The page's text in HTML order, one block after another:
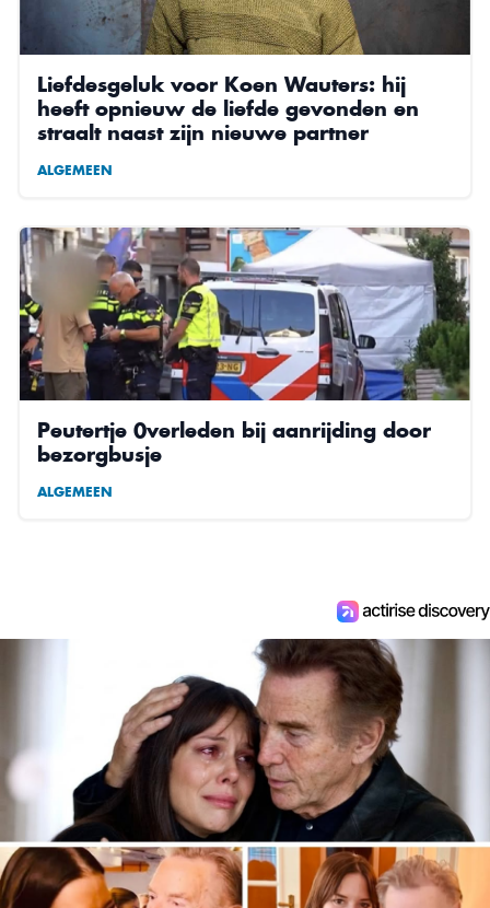
Liefdesgeluk voor Koen Wauters: hij
heeft opnieuw de liefde gevonden en
straalt naast zijn nieuwe partner
ALGEMEEN
Peutertje 0verleden bij aanrijding door
bezorgbusje
ALGEMEEN